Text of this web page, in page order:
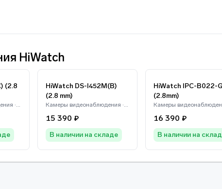
HiWatch
(2.8
Камеры видеонаблюдения · HiWatch
HiWatch DS-I452M(B)
(2.8 mm)
Камеры видеонаблюдения · HiWatch
15 390 ₽
В наличии на складе
HiWatch IPC-B022-
(2.8mm)
16 390 ₽
В наличии на